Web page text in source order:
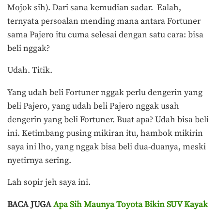
Mojok sih). Dari sana kemudian sadar. Ealah,
ternyata persoalan mending mana antara Fortuner
sama Pajero itu cuma selesai dengan satu cara: bisa
beli nggak?
Udah. Titik.
Yang udah beli Fortuner nggak perlu dengerin yang
beli Pajero, yang udah beli Pajero nggak usah
dengerin yang beli Fortuner. Buat apa? Udah bisa beli
ini. Ketimbang pusing mikiran itu, hambok mikirin
saya ini lho, yang nggak bisa beli dua-duanya, meski
nyetirnya sering.
Lah sopir jeh saya ini.
BACA JUGAApa Sih Maunya Toyota Bikin SUV Kayak